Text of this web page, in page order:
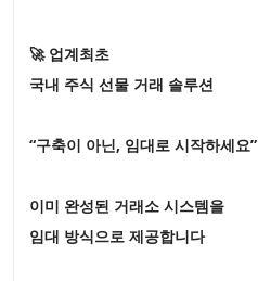
🚀 업계최초
국내 주식 선물 거래 솔루션
“구축이 아닌, 임대로 시작하세요”
이미 완성된 거래소 시스템을
임대 방식으로 제공합니다